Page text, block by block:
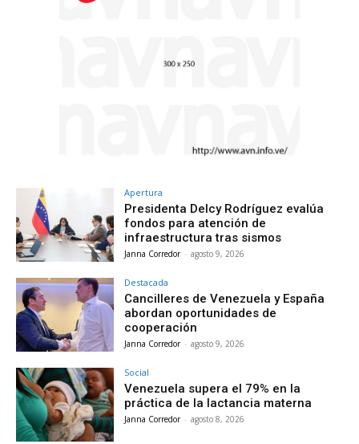
Apertura
Presidenta Delcy Rodríguez evalúa
fondos para atención de
infraestructura tras sismos
Janna Corredor - agosto 9, 2026
Destacada
Cancilleres de Venezuela y España
abordan oportunidades de
cooperación
Janna Corredor - agosto 9, 2026
Social
Venezuela supera el 79% en la
práctica de la lactancia materna
Janna Corredor - agosto 8, 2026